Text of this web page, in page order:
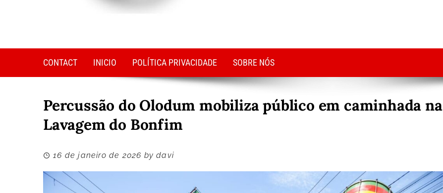
CONTACT INICIO POLÍTICA PRIVACIDADE SOBRE NÓS
Percussão do Olodum mobiliza público em caminhada na
Lavagem do Bonfim
16 de janeiro de 2026 bydavi